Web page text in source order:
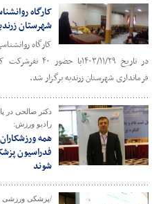
کارگاه
شهرستان
کارگاه
در تاریخ ۱۴۰۳/۱۱/
فرمانداری شهرستان زرندیه برگزار شد.
دکتر صالحی در
رادیو ورزش:
همه
فدراسیون
شوند
/پزشکی ورزشی و